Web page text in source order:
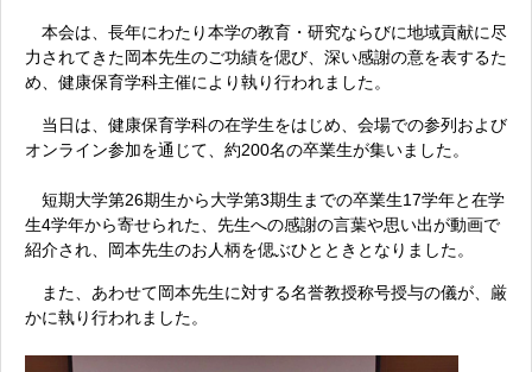
本会は、長年にわたり本学の教育・研究ならびに地域貢献に尽
力されてきた岡本先生のご功績を偲び、深い感謝の意を表するた
め、健康保育学科主催により執り行われました。
当日は、健康保育学科の在学生をはじめ、会場での参列および
オンライン参加を通じて、約200名の卒業生が集いました。
短期大学第26期生から大学第3期生までの卒業生17学年と在学
生4学年から寄せられた、先生への感謝の言葉や思い出が動画で
紹介され、岡本先生のお人柄を偲ぶひとときとなりました。
また、あわせて岡本先生に対する名誉教授称号授与の儀が、厳
かに執り行われました。